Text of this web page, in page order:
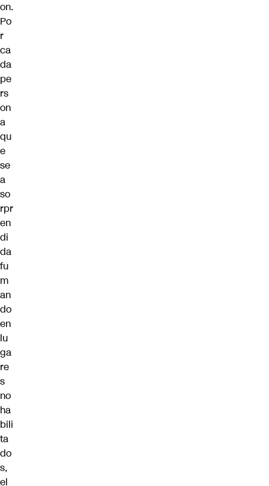
on.
Po
r
ca
da
pe
rs
on
a
qu
e
se
a
so
rpr
en
di
da
fu
m
an
do
en
lu
ga
re
s
no
ha
bili
ta
do
s,
el